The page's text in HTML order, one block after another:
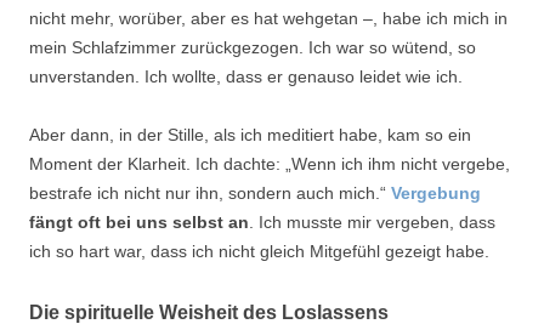
nicht mehr, worüber, aber es hat wehgetan –, habe ich mich in
mein Schlafzimmer zurückgezogen. Ich war so wütend, so
unverstanden. Ich wollte, dass er genauso leidet wie ich.
Aber dann, in der Stille, als ich meditiert habe, kam so ein
Moment der Klarheit. Ich dachte: „Wenn ich ihm nicht vergebe,
bestrafe ich nicht nur ihn, sondern auch mich.“ Vergebung
fängt oft bei uns selbst an . Ich musste mir vergeben, dass
ich so hart war, dass ich nicht gleich Mitgefühl gezeigt habe.
Die spirituelle Weisheit des Loslassens